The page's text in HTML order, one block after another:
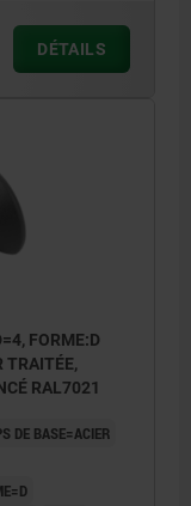
DÉTAILS
FORME:D
TRAITÉE,
RAL7021
DE BASE=ACIER